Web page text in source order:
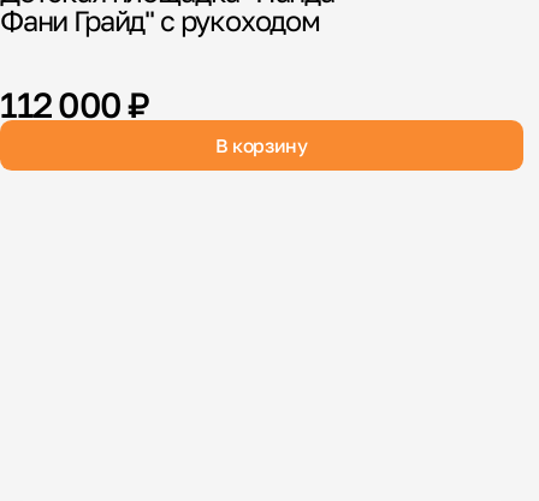
Фани Грайд" с рукоходом
112 000 ₽
В корзину